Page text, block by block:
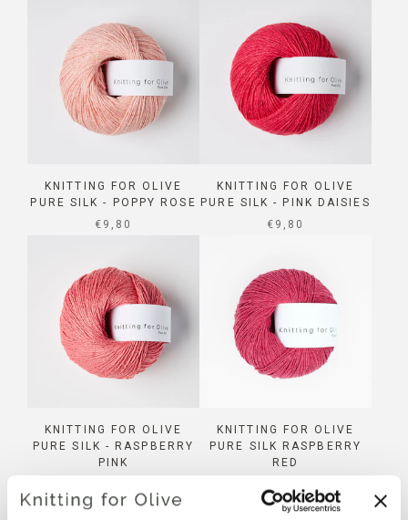
KNITTING FOR OLIVE
PURE SILK - POPPY ROSE
SALE PRICE
€9,80
KNITTING FOR OLIVE
PURE SILK - PINK DAISIES
SALE PRICE
€9,80
KNITTING FOR OLIVE
PURE SILK - RASPBERRY
PINK
KNITTING FOR OLIVE
PURE SILK RASPBERRY
RED